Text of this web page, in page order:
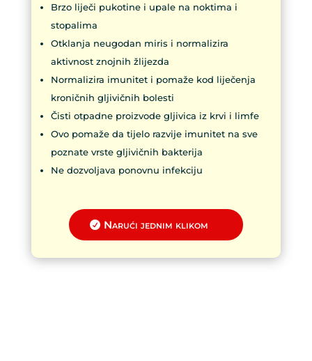
Brzo liječi pukotine i upale na noktima i
stopalima
Otklanja neugodan miris i normalizira
aktivnost znojnih žlijezda
Normalizira imunitet i pomaže kod liječenja
kroničnih gljivičnih bolesti
Čisti otpadne proizvode gljivica iz krvi i limfe
Ovo pomaže da tijelo razvije imunitet na sve
poznate vrste gljivičnih bakterija
Ne dozvoljava ponovnu infekciju
Narući jednim klikom